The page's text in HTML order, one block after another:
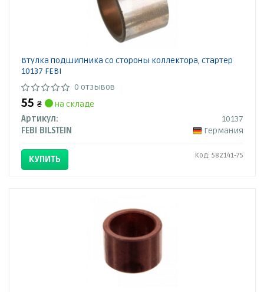
Втулка подшипника со стороны коллектора, стартер
10137 FEBI
0 отзывов
55 ₴
на складе
Артикул:
10137
FEBI BILSTEIN
Германия
КУПИТЬ Код: 582141-75